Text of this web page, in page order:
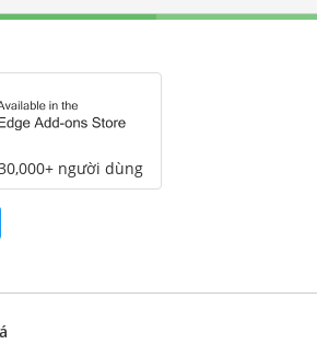
người dùng